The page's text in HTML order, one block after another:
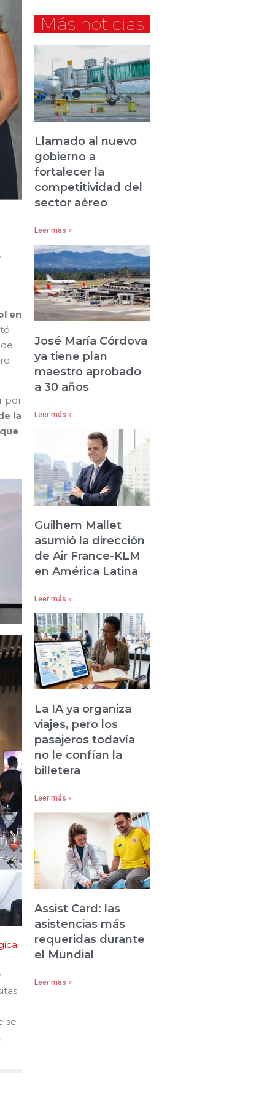
en
por
la
se
Más noticias
Llamado al nuevo
gobierno a
fortalecer la
competitividad del
sector aéreo
Leer más »
José María Córdova
ya tiene plan
maestro aprobado
a 30 años
Leer más »
Guilhem Mallet
asumió la dirección
de Air France-KLM
en América Latina
Leer más »
La IA ya organiza
viajes, pero los
pasajeros todavía
no le confían la
billetera
Leer más »
Assist Card: las
asistencias más
requeridas durante
el Mundial
Leer más »